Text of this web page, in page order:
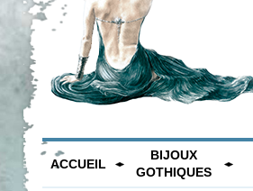
ACCUEIL
BIJOUX
GOTHIQUES